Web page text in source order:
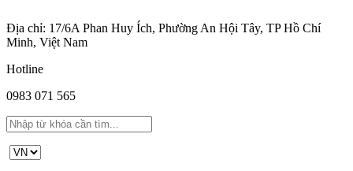
Địa chỉ: 17/6A Phan Huy Ích, Phường An Hội Tây, TP Hồ Chí
Minh, Việt Nam
Hotline
0983 071 565